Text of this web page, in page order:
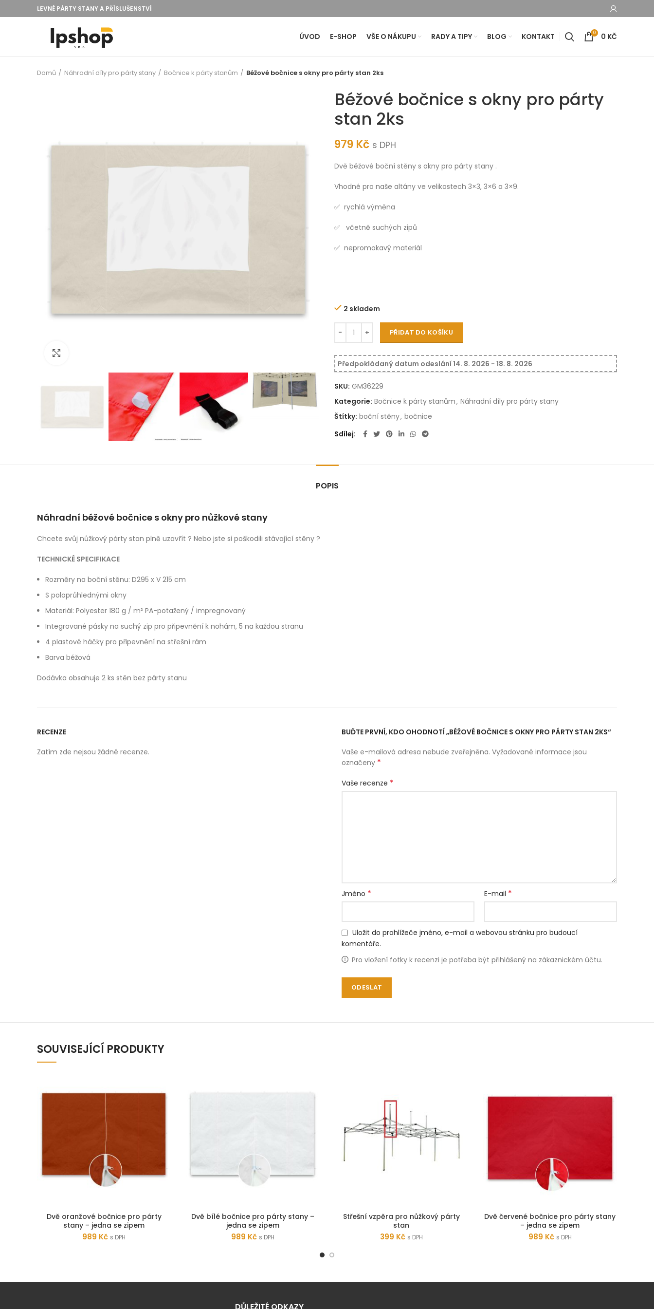
LEVNÉ PÁRTY STANY A PŘÍSLUŠENSTVÍ
ÚVOD E-SHOP VŠE O NÁKUPU RADY A TIPY BLOG KONTAKT 0 0 KČ
Domů Náhradní díly pro párty stany Bočnice k párty stanům Béžové bočnice s okny pro párty stan 2ks
Béžové bočnice s okny pro párty
stan 2ks
979 Kč s DPH
Dvě béžové boční stěny s okny pro párty stany .
Vhodné pro naše altány ve velikostech 3×3, 3×6 a 3×9.
✅ rychlá výměna
✅ včetně suchých zipů
✅ nepromokavý materiál
2 skladem
PŘIDAT DO KOŠÍKU
Předpokládaný datum odeslání 14. 8. 2026 - 18. 8. 2026
SKU: GM36229
Kategorie: Bočnice k párty stanům, Náhradní díly pro párty stany
Štítky: boční stěny, bočnice
Sdílej
POPIS
Náhradní béžové bočnice s okny pro nůžkové stany
Chcete svůj nůžkový párty stan plně uzavřít ? Nebo jste si poškodili stávající stěny ?
TECHNICKÉ SPECIFIKACE
Rozměry na boční stěnu: D295 x V 215 cm
S poloprůhlednými okny
Materiál: Polyester 180 g / m² PA-potažený / impregnovaný
Integrované pásky na suchý zip pro připevnění k nohám, 5 na každou stranu
4 plastové háčky pro připevnění na střešní rám
Barva béžová
Dodávka obsahuje 2 ks stěn bez párty stanu
RECENZE
Zatím zde nejsou žádné recenze.
BUĎTE PRVNÍ, KDO OHODNOTÍ „BÉŽOVÉ BOČNICE S OKNY PRO PÁRTY STAN 2KS“
Vaše e-mailová adresa nebude zveřejněna. Vyžadované informace jsou
označeny *
Vaše recenze *
Jméno * E-mail *
Uložit do prohlížeče jméno, e-mail a webovou stránku pro budoucí
komentáře.
Pro vložení fotky k recenzi je potřeba být přihlášený na zákaznickém účtu.
SOUVISEJÍCÍ PRODUKTY
PŘIDAT DO KOŠÍKU
Dvě oranžové bočnice pro párty
stany – jedna se zipem
989 Kč s DPH
PŘIDAT DO KOŠÍKU
Dvě bílé bočnice pro párty stany –
jedna se zipem
989 Kč s DPH
PŘIDAT DO KOŠÍKU
Střešní vzpěra pro nůžkový párty
stan
399 Kč s DPH
PŘIDAT DO KOŠÍKU
Dvě červené bočnice pro párty stany
– jedna se zipem
989 Kč s DPH
DŮLEŽITÉ ODKAZY